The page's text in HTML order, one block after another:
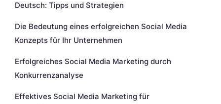
Deutsch: Tipps und Strategien
Die Bedeutung eines erfolgreichen Social Media
Konzepts für Ihr Unternehmen
Erfolgreiches Social Media Marketing durch
Konkurrenzanalyse
Effektives Social Media Marketing für